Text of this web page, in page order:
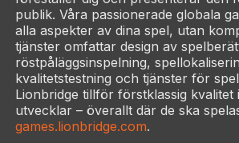
publik. Våra passionerade globala
alla aspekter av dina spel, utan
tjänster omfattar design av
röstpåläggsinspelning,
kvalitetstestning och tjänster för
Lionbridge tillför förstklassig kvalitet
utvecklar – överallt där de ska
games.lionbridge.com.